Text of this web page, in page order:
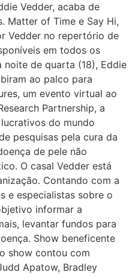
Vedder, acaba de
Matter of Time e Say Hi,
Vedder no repertório de
em todos os
de quarta (18), Eddie
ao palco para
um evento virtual ao
Partnership, a
do mundo
pesquisas pela cura da
de pele não
O casal Vedder está
Contando com a
e especialistas sobre o
informar a
levantar fundos para
Show beneficente
show contou com
Apatow, Bradley